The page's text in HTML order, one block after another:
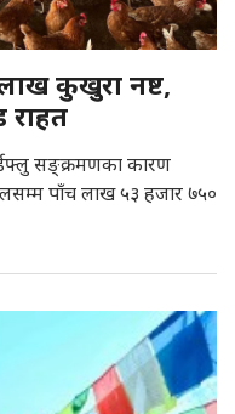
कुखुरा नष्ट,
राहत
सङ्क्रमणका कारण
पाँच लाख ५३ हजार ७५०